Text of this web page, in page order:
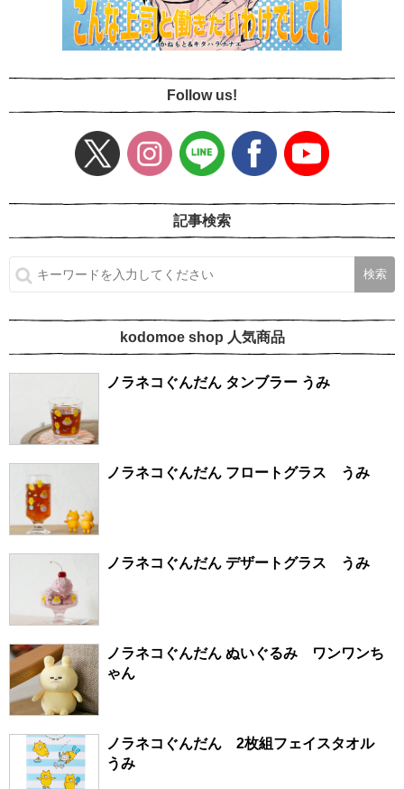
Follow us!
記事検索
kodomoe shop 人気商品
ノラネコぐんだん タンブラー うみ
ノラネコぐんだん フロートグラス うみ
ノラネコぐんだん デザートグラス うみ
ノラネコぐんだん ぬいぐるみ ワンワンち
ゃん
ノラネコぐんだん 2枚組フェイスタオル
うみ